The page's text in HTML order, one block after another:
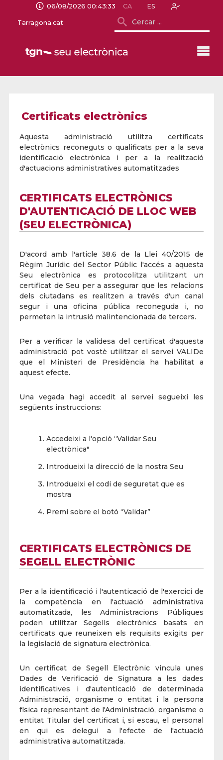
06/08/2026 00:43:33
Tarragona.cat
CA ES
Certificats electrònics
Aquesta administració utilitza certificats
electrònics reconeguts o qualificats per a la seva
identificació electrònica i per a la realització
d'actuacions administratives automatitzades
CERTIFICATS ELECTRÒNICS
D'AUTENTICACIÓ DE LLOC WEB
(SEU ELECTRÒNICA)
D'acord amb l'article 38.6 de la Llei 40/2015 de
Règim Jurídic del Sector Públic l'accés a aquesta
Seu electrònica es protocolitza utilitzant un
certificat de Seu per a assegurar que les relacions
dels ciutadans es realitzen a través d'un canal
segur i una oficina pública reconeguda i, no
permeten la intrusió malintencionada de tercers.
Per a verificar la validesa del certificat d'aquesta
administració pot vostè utilitzar el servei VALIDe
que el Ministeri de Presidència ha habilitat a
aquest efecte.
Una vegada hagi accedit al servei segueixi les
següents instruccions:
Accedeixi a l'opció “Validar Seu
electrònica"
Introdueixi la direcció de la nostra Seu
Introdueixi el codi de seguretat que es
mostra
Premi sobre el botó “Validar”
CERTIFICATS ELECTRÒNICS DE
SEGELL ELECTRÒNIC
Per a la identificació i l'autenticació de l'exercici de
la competència en l'actuació administrativa
automatitzada, les Administracions Públiques
poden utilitzar Segells electrònics basats en
certificats que reuneixen els requisits exigits per
la legislació de signatura electrònica.
Un certificat de Segell Electrònic vincula unes
Dades de Verificació de Signatura a les dades
identificatives i d'autenticació de determinada
Administració, organisme o entitat i la persona
física representant de l'Administració, organisme o
entitat Titular del certificat i, si escau, el personal
en qui es delegui a l'efecte de l'actuació
administrativa automatitzada.